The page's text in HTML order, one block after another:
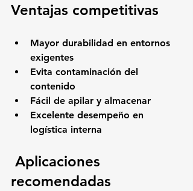
Ventajas competitivas
Mayor durabilidad en entornos
exigentes
Evita contaminación del
contenido
Fácil de apilar y almacenar
Excelente desempeño en
logística interna
recomendadas